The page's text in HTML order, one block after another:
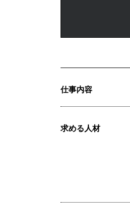
仕事内容
求める人材